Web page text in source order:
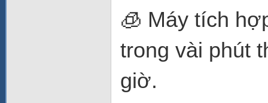
🧊 Máy tích
trong vài phút
giờ.